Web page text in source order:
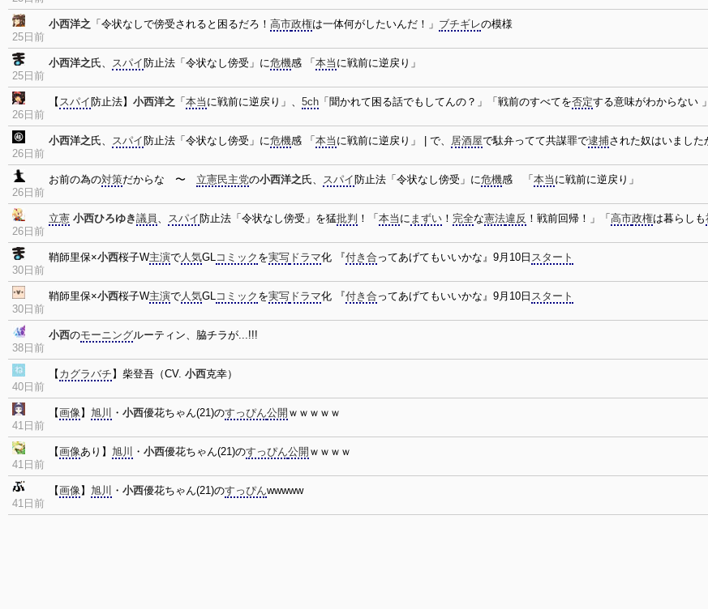
25日前
小西洋之 「令状なしで傍受されると困るだろ！ 高市政権は一体何がしたいんだ！」 ブチギレの模様
25日前
小西洋之氏、 スパイ 防止法「令状なし傍受」に危機感 「 本当 に戦前に逆戻り」
26日前
【 スパイ 防止法】 小西洋之 「 本当 に戦前に逆戻り」、 5ch 「聞かれて困る話でもしてんの？」「戦前のすべてを否定する意味がわからない 」
26日前
小西洋之氏、 スパイ 防止法「令状なし傍受」に危機感 「 本当 に戦前に逆戻り」 | で、 居酒屋で駄弁ってて共謀罪で逮捕された奴はいました
26日前
お前の為の対策だからな 〜 立憲民主党の小西洋之氏、 スパイ 防止法「令状なし傍受」に危機感 「 本当 に戦前に逆戻り」
26日前
立憲 小西ひろゆき議員 、 スパイ 防止法「令状なし傍受」を猛批判 ！「 本当 に まずい ！ 完全な憲法違反 ！戦前回帰！」「 高市政権は暮らしも
30日前
鞘師里保×小西桜子W主演で人気GLコミック を実写 ドラマ化 『付き合ってあげてもいいかな』9月10日 スタート
30日前
鞘師里保×小西桜子W主演で人気GLコミック を実写 ドラマ化 『付き合ってあげてもいいかな』9月10日 スタート
38日前
小西のモーニングルーティン、脇チラが...!!!
40日前
【 カグラバチ 】柴登吾（CV. 小西克幸）
41日前
【画像】 旭川 ・ 小西優花ちゃん(21)のすっぴん公開 ｗｗｗｗｗ
41日前
【画像あり】 旭川 ・ 小西優花ちゃん(21)のすっぴん公開 ｗｗｗｗ
41日前
【画像】 旭川 ・ 小西優花ちゃん(21)のすっぴんwwwww